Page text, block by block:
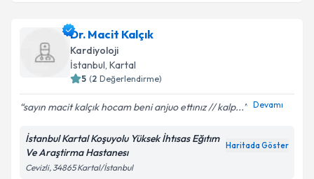
Takvim Talebini Gönder
Uzm. Dr. Sinem Altunyuva Usta
talebi oluşturun. Size bu uzmandan randevu almanız
için bir takvim hazırlandığında e-posta ile
bilgilendireceğiz.
E-posta Adresiniz
Kişisel verilerimin işlenmesine ilişkin
Dr. Macit Kalçık
Kardiyoloji
İstanbul, Kartal
5 (2 Değerlendirme)
sayın macit kalçık hocam beni anjuo ettınız // kalp... Devamı
İstanbul Kartal Koşuyolu Yüksek İhtısas Eğıtım
Ve Araştirma Hastanesı
Haritada Göster
Cevizli, 34865 Kartal/İstanbul